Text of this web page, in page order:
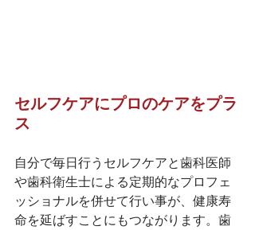
セルフケアにプロのケアをプラ
ス
自分で毎日行うセルフケアと歯科医師
や歯科衛生士による定期的なプロフェ
ッショナルを併せて行い事が、健康寿
命を延ばすことにもつながります。歯